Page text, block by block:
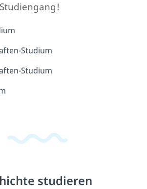
Studium
Studium
studieren